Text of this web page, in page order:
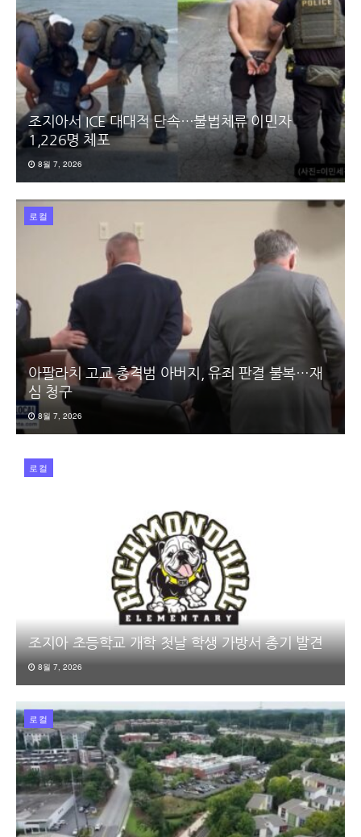
조지아서 ICE 대대적 단속…불법체류 이민자
1,226명 체포
8월 7, 2026
로컬
아팔라치 고교 총격범 아버지, 유죄 판결 불복…재
심 청구
8월 7, 2026
로컬
조지아 초등학교 개학 첫날 학생 가방서 총기 발견
8월 7, 2026
로컬